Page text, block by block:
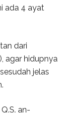
ada 4 ayat
dari
agar hidupnya
jelas
an-